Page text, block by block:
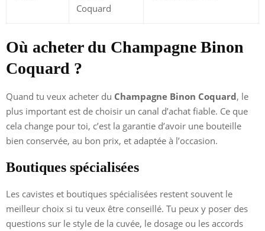
Coquard
Où acheter du Champagne Binon
Coquard ?
Quand tu veux acheter du Champagne Binon Coquard, le
plus important est de choisir un canal d’achat fiable. Ce que
cela change pour toi, c’est la garantie d’avoir une bouteille
bien conservée, au bon prix, et adaptée à l’occasion.
Boutiques spécialisées
Les cavistes et boutiques spécialisées restent souvent le
meilleur choix si tu veux être conseillé. Tu peux y poser des
questions sur le style de la cuvée, le dosage ou les accords